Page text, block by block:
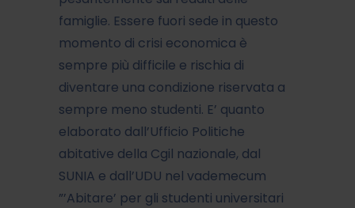
famiglie. Essere fuori sede in questo
momento di crisi economica è
sempre più difficile e rischia di
diventare una condizione riservata a
sempre meno studenti. E’ quanto
elaborato dall’Ufficio Politiche
abitative della Cgil nazionale, dal
SUNIA e dall’UDU nel vademecum
”’Abitare’ per gli studenti universitari